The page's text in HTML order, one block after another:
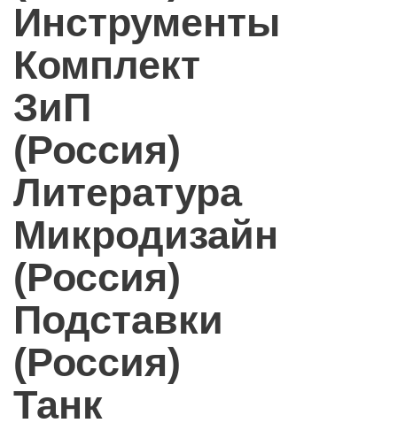
Инструменты
Комплект
ЗиП
(Россия)
Литература
Микродизайн
(Россия)
Подставки
(Россия)
Танк